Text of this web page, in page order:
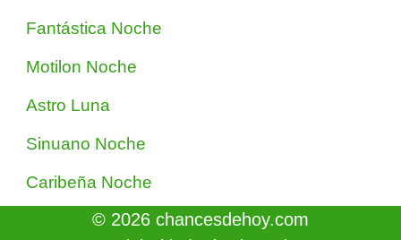
Fantástica Noche
Motilon Noche
Astro Luna
Sinuano Noche
Caribeña Noche
© 2026 chancesdehoy.com